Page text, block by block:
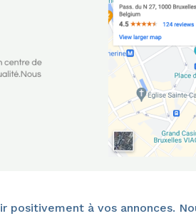
positivement à vos annonces.